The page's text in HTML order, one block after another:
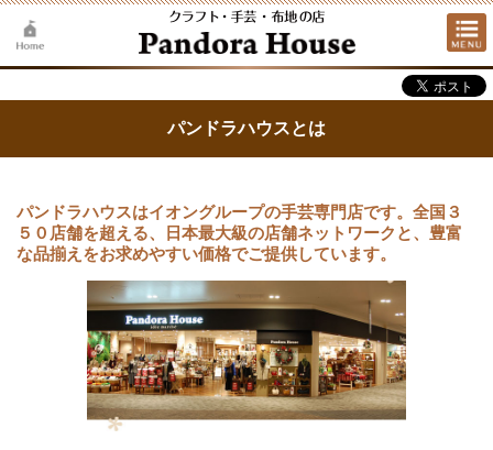
パンドラハウスとは
パンドラハウスはイオングループの手芸専門店です。全国３
５０店舗を超える、日本最大級の店舗ネットワークと、豊富
な品揃えをお求めやすい価格でご提供しています。